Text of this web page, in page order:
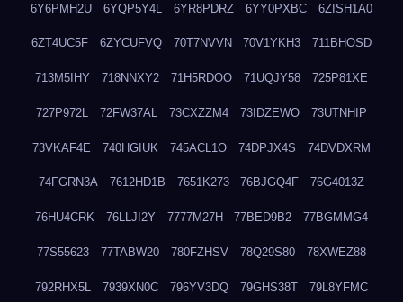
6Y6PMH2U 6YQP5Y4L 6YR8PDRZ 6YY0PXBC 6ZISH1A0
6ZT4UC5F 6ZYCUFVQ 70T7NVVN 70V1YKH3 711BHOSD
713M5IHY 718NNXY2 71H5RDOO 71UQJY58 725P81XE
727P972L 72FW37AL 73CXZZM4 73IDZEWO 73UTNHIP
73VKAF4E 740HGIUK 745ACL1O 74DPJX4S 74DVDXRM
74FGRN3A 7612HD1B 7651K273 76BJGQ4F 76G4013Z
76HU4CRK 76LLJI2Y 7777M27H 77BED9B2 77BGMMG4
77S55623 77TABW20 780FZHSV 78Q29S80 78XWEZ88
792RHX5L 7939XN0C 796YV3DQ 79GHS38T 79L8YFMC